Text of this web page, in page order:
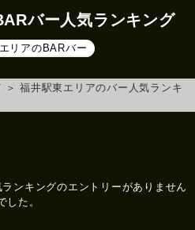
バー人気ランキング
リアのBARバー
＞ 福井駅東エリアのバー人気ランキ
ンキングのエントリーがありません
した。